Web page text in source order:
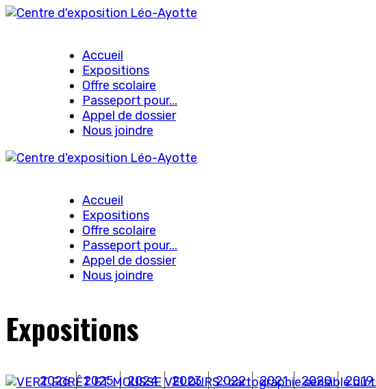
Accueil
Expositions
Offre scolaire
Passeport pour...
Appel de dossier
Nous joindre
Accueil
Expositions
Offre scolaire
Passeport pour...
Appel de dossier
Nous joindre
Expositions
2026 2025 2024 2023 2022 2021 2020 2019